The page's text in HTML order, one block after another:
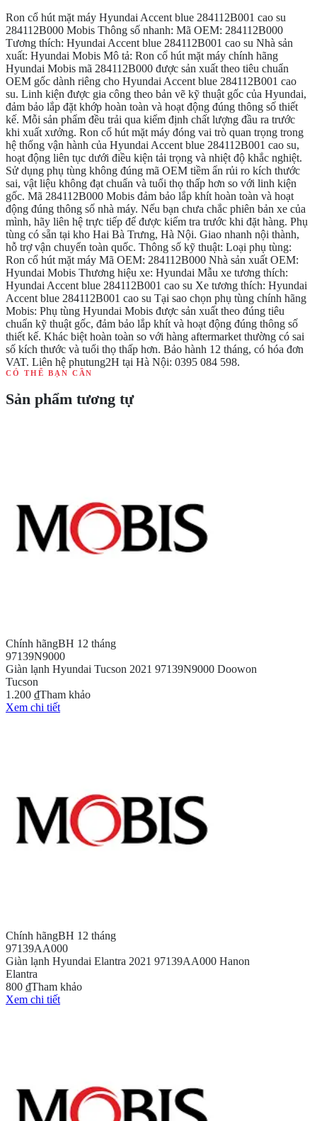
Ron cổ hút mặt máy Hyundai Accent blue 284112B001 cao su
284112B000 Mobis Thông số nhanh: Mã OEM: 284112B000
Tương thích: Hyundai Accent blue 284112B001 cao su Nhà sản
xuất: Hyundai Mobis Mô tả: Ron cổ hút mặt máy chính hãng
Hyundai Mobis mã 284112B000 được sản xuất theo tiêu chuẩn
OEM gốc dành riêng cho Hyundai Accent blue 284112B001 cao
su. Linh kiện được gia công theo bản vẽ kỹ thuật gốc của Hyundai,
đảm bảo lắp đặt khớp hoàn toàn và hoạt động đúng thông số thiết
kế. Mỗi sản phẩm đều trải qua kiểm định chất lượng đầu ra trước
khi xuất xưởng. Ron cổ hút mặt máy đóng vai trò quan trọng trong
hệ thống vận hành của Hyundai Accent blue 284112B001 cao su,
hoạt động liên tục dưới điều kiện tải trọng và nhiệt độ khắc nghiệt.
Sử dụng phụ tùng không đúng mã OEM tiềm ẩn rủi ro kích thước
sai, vật liệu không đạt chuẩn và tuổi thọ thấp hơn so với linh kiện
gốc. Mã 284112B000 Mobis đảm bảo lắp khít hoàn toàn và hoạt
động đúng thông số nhà máy. Nếu bạn chưa chắc phiên bản xe của
mình, hãy liên hệ trực tiếp để được kiểm tra trước khi đặt hàng. Phụ
tùng có sẵn tại kho Hai Bà Trưng, Hà Nội. Giao nhanh nội thành,
hỗ trợ vận chuyển toàn quốc. Thông số kỹ thuật: Loại phụ tùng:
Ron cổ hút mặt máy Mã OEM: 284112B000 Nhà sản xuất OEM:
Hyundai Mobis Thương hiệu xe: Hyundai Mẫu xe tương thích:
Hyundai Accent blue 284112B001 cao su Xe tương thích: Hyundai
Accent blue 284112B001 cao su Tại sao chọn phụ tùng chính hãng
Mobis: Phụ tùng Hyundai Mobis được sản xuất theo đúng tiêu
chuẩn kỹ thuật gốc, đảm bảo lắp khít và hoạt động đúng thông số
thiết kế. Khác biệt hoàn toàn so với hàng aftermarket thường có sai
số kích thước và tuổi thọ thấp hơn. Bảo hành 12 tháng, có hóa đơn
VAT. Liên hệ phutung2H tại Hà Nội: 0395 084 598.
CÓ THỂ BẠN CẦN
Sản phẩm tương tự
Chính hãngBH 12 tháng
97139N9000
Giàn lạnh Hyundai Tucson 2021 97139N9000 Doowon
Tucson
1.200 ₫Tham khảo
Xem chi tiết
Chính hãngBH 12 tháng
97139AA000
Giàn lạnh Hyundai Elantra 2021 97139AA000 Hanon
Elantra
800 ₫Tham khảo
Xem chi tiết